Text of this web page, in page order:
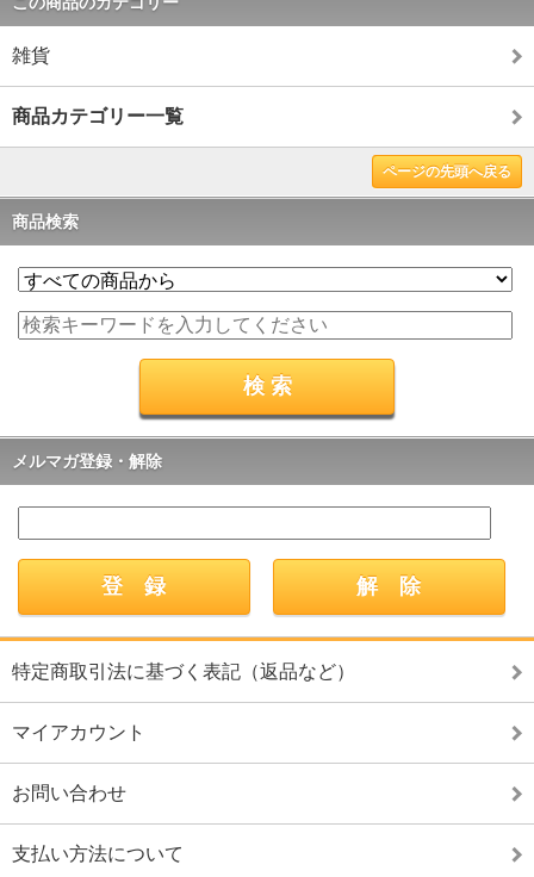
雑貨
商品カテゴリー一覧
ページの先頭へ戻る
商品検索
メルマガ登録・解除
特定商取引法に基づく表記（返品など）
マイアカウント
お問い合わせ
支払い方法について